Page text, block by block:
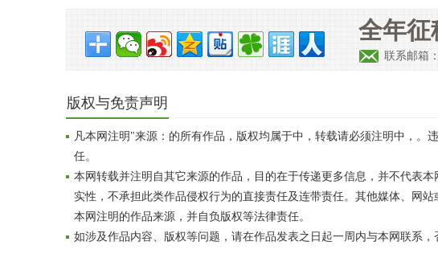
全年征
联系邮箱：
版权与免责声明
凡本网注明"来源：的所有作品，版权均属于中，转载请必须注明中，。
任。
本网转载并注明自其它来源的作品，目的在于传递更多信息，并不代表
实性，不承担此类作品侵权行为的直接责任及连带责任。其他媒体、网
本网注明的作品来源，并自负版权等法律责任。
如涉及作品内容、版权等问题，请在作品发表之日起一周内与本网联系，